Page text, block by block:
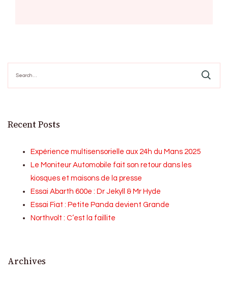
for:
Recent Posts
Expérience multisensorielle aux 24h du Mans 2025
Le Moniteur Automobile fait son retour dans les
kiosques et maisons de la presse
Essai Abarth 600e : Dr Jekyll & Mr Hyde
Essai Fiat : Petite Panda devient Grande
Northvolt : C’est la faillite
Archives